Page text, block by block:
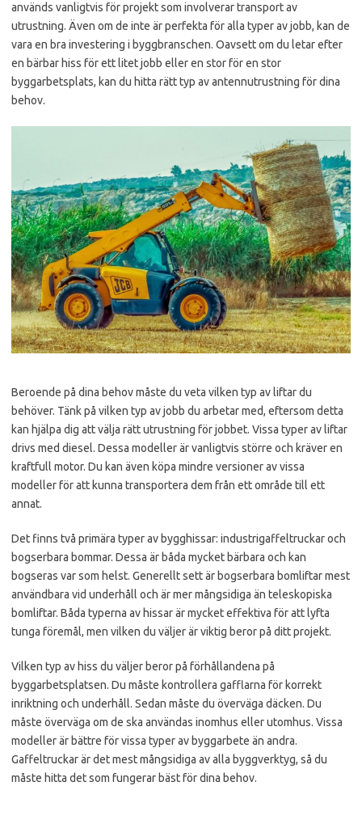
används vanligtvis för projekt som involverar transport av
utrustning. Även om de inte är perfekta för alla typer av jobb, kan de
vara en bra investering i byggbranschen. Oavsett om du letar efter
en bärbar hiss för ett litet jobb eller en stor för en stor
byggarbetsplats, kan du hitta rätt typ av antennutrustning för dina
behov.
Beroende på dina behov måste du veta vilken typ av liftar du
behöver. Tänk på vilken typ av jobb du arbetar med, eftersom detta
kan hjälpa dig att välja rätt utrustning för jobbet. Vissa typer av liftar
drivs med diesel. Dessa modeller är vanligtvis större och kräver en
kraftfull motor. Du kan även köpa mindre versioner av vissa
modeller för att kunna transportera dem från ett område till ett
annat.
Det finns två primära typer av bygghissar: industrigaffeltruckar och
bogserbara bommar. Dessa är båda mycket bärbara och kan
bogseras var som helst. Generellt sett är bogserbara bomliftar mest
användbara vid underhåll och är mer mångsidiga än teleskopiska
bomliftar. Båda typerna av hissar är mycket effektiva för att lyfta
tunga föremål, men vilken du väljer är viktig beror på ditt projekt.
Vilken typ av hiss du väljer beror på förhållandena på
byggarbetsplatsen. Du måste kontrollera gafflarna för korrekt
inriktning och underhåll. Sedan måste du överväga däcken. Du
måste överväga om de ska användas inomhus eller utomhus. Vissa
modeller är bättre för vissa typer av byggarbete än andra.
Gaffeltruckar är det mest mångsidiga av alla byggverktyg, så du
måste hitta det som fungerar bäst för dina behov.